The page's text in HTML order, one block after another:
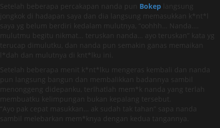
Setelah beberapa percakapan nanda pun Bokep langsung
jongkok di hadapan saya dan dia langsung memasukkan k*nt*l
saya yg belum berdiri kedalam mulutnya, “oohhh… Nanda….
mulutmu begitu nikmat… teruskan nanda… ayo teruskan” kata yg
terucap dimulutku, dan nanda pun semakin ganas memaikan
l*dah dan mulutnya di knt*lku ini.
Setelah beberapa menit k*nt*lku mengeras kembali dan nanda
pun langsung bangun dan membalikkan badannya sambil
menonggeng didepanku, terlhatlah mem*k nanda yang terlah
membuatku kelimpungan bukan kepalang tersebut.
“Ayo pak cepat masukkan… ak sudah tak tahan” sapa nanda
sambil melebarkan mem*knya dengan kedua tangannya.